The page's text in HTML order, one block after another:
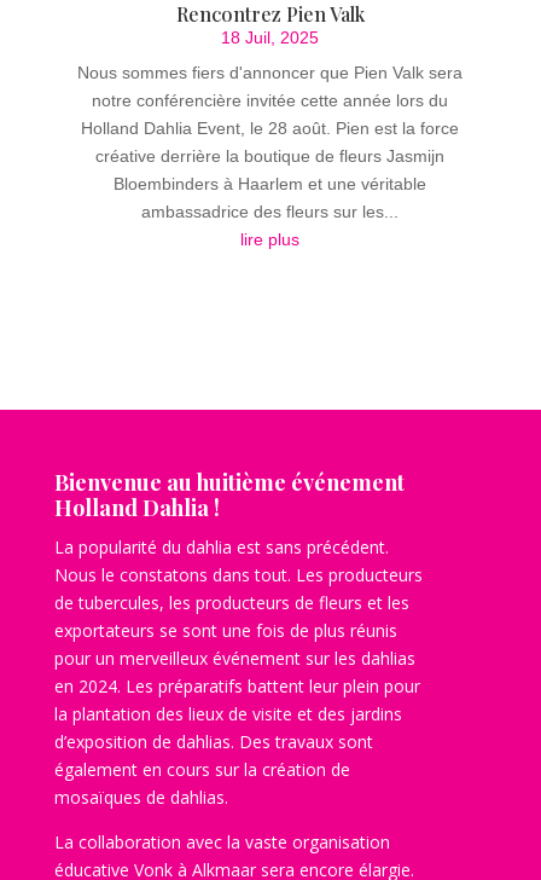
Rencontrez Pien Valk
18 Juil, 2025
Nous sommes fiers d'annoncer que Pien Valk sera
notre conférencière invitée cette année lors du
Holland Dahlia Event, le 28 août. Pien est la force
créative derrière la boutique de fleurs Jasmijn
Bloembinders à Haarlem et une véritable
ambassadrice des fleurs sur les...
lire plus
Bienvenue au huitième événement
Holland Dahlia !
La popularité du dahlia est sans précédent.
Nous le constatons dans tout. Les producteurs
de tubercules, les producteurs de fleurs et les
exportateurs se sont une fois de plus réunis
pour un merveilleux événement sur les dahlias
en 2024. Les préparatifs battent leur plein pour
la plantation des lieux de visite et des jardins
d’exposition de dahlias. Des travaux sont
également en cours sur la création de
mosaïques de dahlias.
La collaboration avec la vaste organisation
éducative Vonk à Alkmaar sera encore élargie.